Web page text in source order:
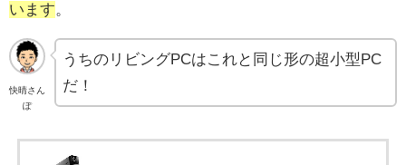
います。
快晴さん
ぽ
うちのリビングPCはこれと同じ形の超小型PC
だ！